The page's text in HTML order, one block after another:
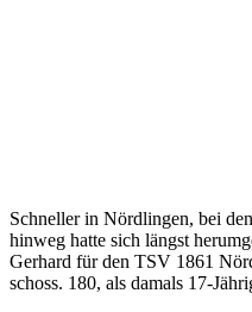
Schneller in Nördlingen, bei
hinweg hatte sich längst
Gerhard für den TSV 1861
schoss. 180, als damals 17-